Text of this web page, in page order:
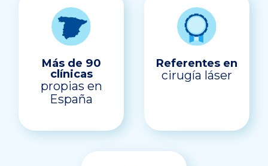
Más de 90
clínicas
propias en
España
Referentes en
cirugía láser